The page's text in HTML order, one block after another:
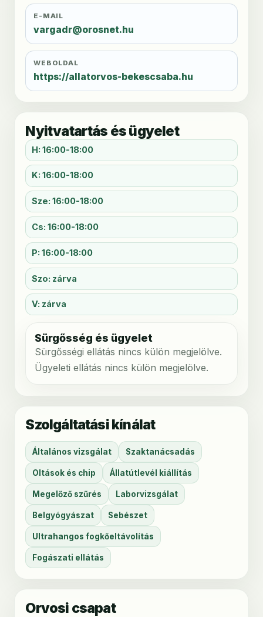
E-MAIL
vargadr@orosnet.hu
WEBOLDAL
https://allatorvos-bekescsaba.hu
Nyitvatartás és ügyelet
H: 16:00-18:00
K: 16:00-18:00
Sze: 16:00-18:00
Cs: 16:00-18:00
P: 16:00-18:00
Szo: zárva
V: zárva
Sürgősség és ügyelet
Sürgősségi ellátás nincs külön megjelölve.
Ügyeleti ellátás nincs külön megjelölve.
Szolgáltatási kínálat
Általános vizsgálat Szaktanácsadás
Oltások és chip Állatútlevél kiállítás
Megelőző szűrés Laborvizsgálat
Belgyógyászat Sebészet
Ultrahangos fogkőeltávolítás
Fogászati ellátás
Orvosi csapat